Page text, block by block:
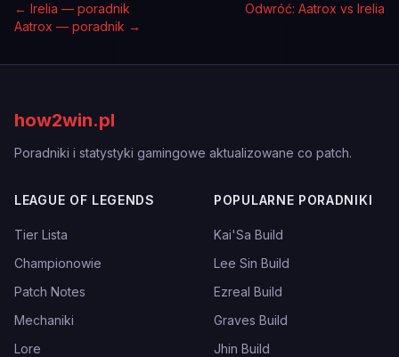
← Irelia — poradnik
Odwróć: Aatrox vs Irelia
Aatrox — poradnik →
how2win.pl
Poradniki i statystyki gamingowe aktualizowane co patch.
LEAGUE OF LEGENDS
Tier Lista
Championowie
Patch Notes
Mechaniki
Lore
POPULARNE PORADNIKI
Kai'Sa Build
Lee Sin Build
Ezreal Build
Graves Build
Jhin Build